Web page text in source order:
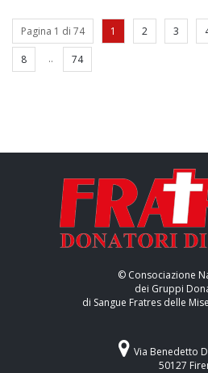
Pagina 1 di 74 1 2 3
8 .. 74
© Consociazione
dei Gruppi
di Sangue Fratres delle
Via Benedetto
50127